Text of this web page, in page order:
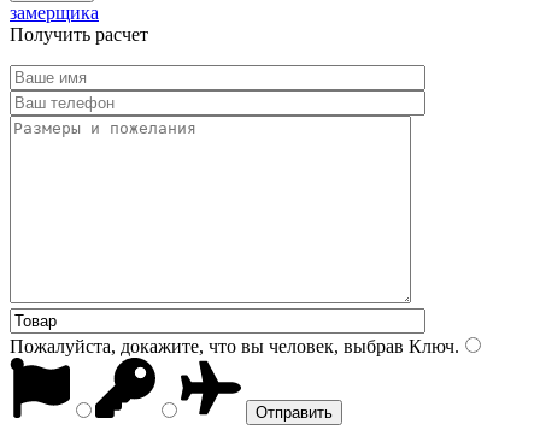
замерщика
Получить расчет
Пожалуйста, докажите, что вы человек, выбрав Ключ.